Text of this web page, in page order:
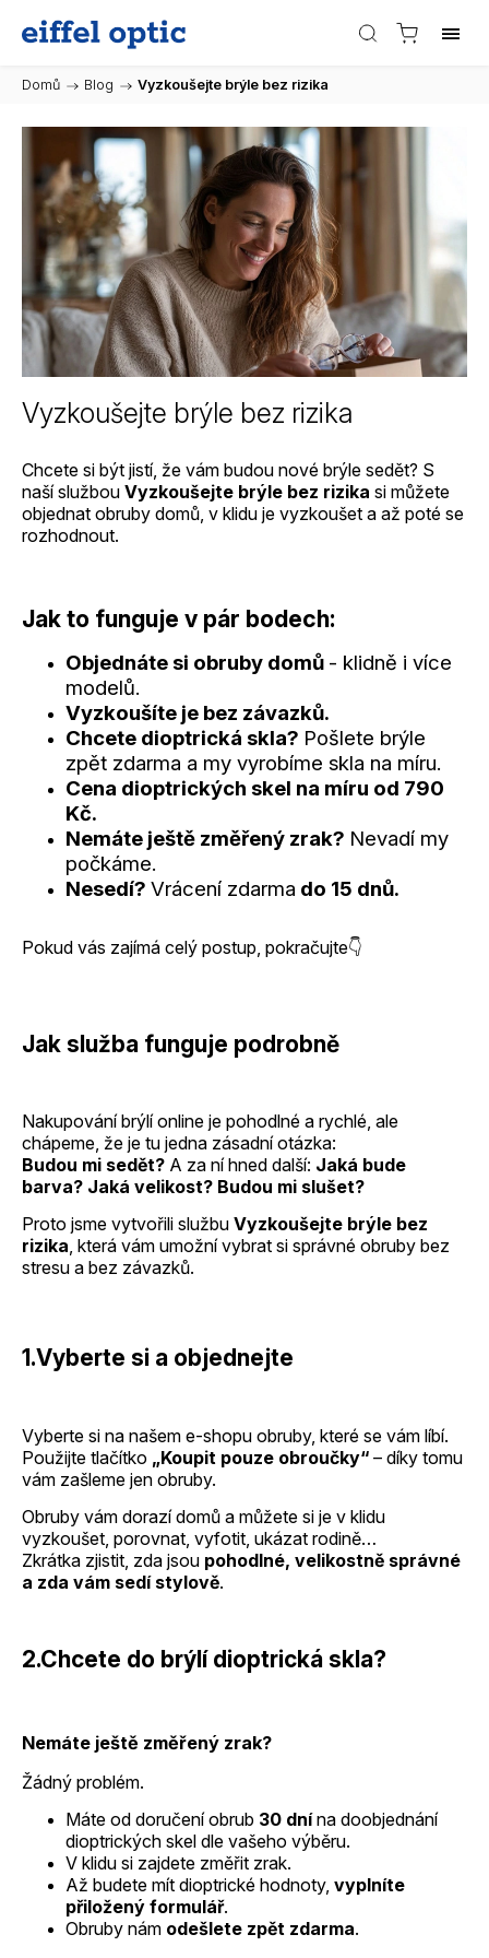
Domů / Blog / Vyzkoušejte brýle bez rizika
Vyzkoušejte brýle bez rizika
Chcete si být jistí, že vám budou nové brýle sedět? S
naší službou Vyzkoušejte brýle bez rizika si můžete
objednat obruby domů, v klidu je vyzkoušet a až poté se
rozhodnout.
Jak to funguje v pár bodech:
Objednáte si obruby domů - klidně i více
modelů.
Vyzkoušíte je bez závazků.
Chcete dioptrická skla? Pošlete brýle
zpět zdarma a my vyrobíme skla na míru.
Cena dioptrických skel na míru od 790
Kč.
Nemáte ještě změřený zrak? Nevadí my
počkáme.
Nesedí? Vrácení zdarma do 15 dnů.
Pokud vás zajímá celý postup, pokračujte👇
Jak služba funguje podrobně
Nakupování brýlí online je pohodlné a rychlé, ale
chápeme, že je tu jedna zásadní otázka:
Budou mi sedět? A za ní hned další: Jaká bude
barva? Jaká velikost? Budou mi slušet?
Proto jsme vytvořili službu Vyzkoušejte brýle bez
rizika, která vám umožní vybrat si správné obruby bez
stresu a bez závazků.
1.Vyberte si a objednejte
Vyberte si na našem e-shopu obruby, které se vám líbí.
Použijte tlačítko „Koupit pouze obroučky“ – díky tomu
vám zašleme jen obruby.
Obruby vám dorazí domů a můžete si je v klidu
vyzkoušet, porovnat, vyfotit, ukázat rodině…
Zkrátka zjistit, zda jsou pohodlné, velikostně správné
a zda vám sedí stylově.
2.Chcete do brýlí dioptrická skla?
Nemáte ještě změřený zrak?
Žádný problém.
Máte od doručení obrub 30 dnína doobjednání
dioptrických skel dle vašeho výběru.
V klidu si zajdete změřit zrak.
Až budete mít dioptrické hodnoty, vyplníte
přiložený formulář.
Obruby nám odešlete zpět zdarma.